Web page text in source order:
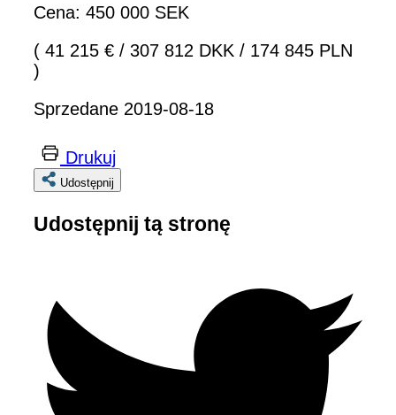
Cena: 450 000 SEK
( 41 215 € / 307 812 DKK / 174 845 PLN
)
Sprzedane 2019-08-18
Drukuj
Udostępnij
Udostępnij tą stronę